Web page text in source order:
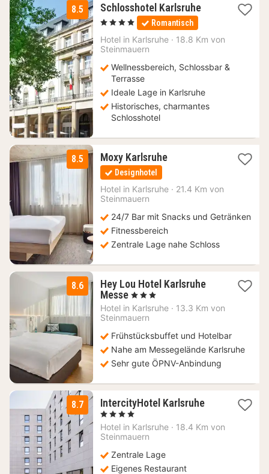
8.5 Schlosshotel Karlsruhe1
89
, 4 Sterne Romantisch
Hotel in Karlsruhe · 18.8 Km von
Steinmauern
Wellnessbereich, Schlossbar &
Terrasse
Ideale Lage in Karlsruhe
Historisches, charmantes
Schlosshotel
8.5 Moxy Karlsruhe1
69
Designhotel
Hotel in Karlsruhe · 21.4 Km von
Steinmauern
24/7 Bar mit Snacks und Getränken
Fitnessbereich
Zentrale Lage nahe Schloss
8.6
Hey Lou Hotel Karlsruhe
Messe 2
Nächte
ab
€
, 3 Sterne
Hotel in Karlsruhe · 13.3 Km von
Steinmauern
Frühstücksbuffet und Hotelbar
Nahe am Messegelände Karlsruhe
Sehr gute ÖPNV-Anbindung
8.7 IntercityHotel Karlsruhe1
ab
, 4 Sterne
Hotel in Karlsruhe · 18.4 Km von
Steinmauern
Zentrale Lage
Eigenes Restaurant